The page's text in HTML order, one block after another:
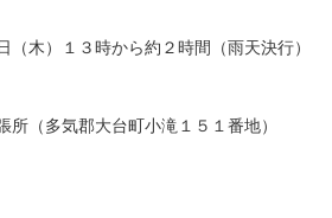
）１３時から約２時間（雨天決行）
多気郡大台町小滝１５１番地）